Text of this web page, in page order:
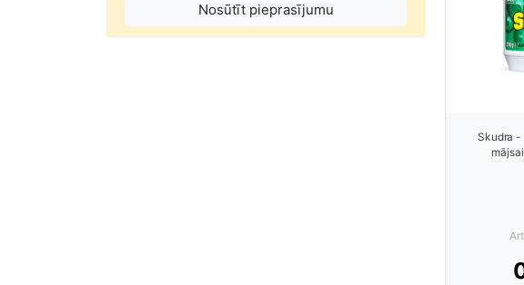
Nosūtīt pieprasījumu
Skudra -